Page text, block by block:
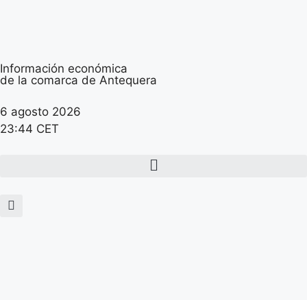
Información económica
de la comarca de Antequera
6 agosto 2026
23:44 CET